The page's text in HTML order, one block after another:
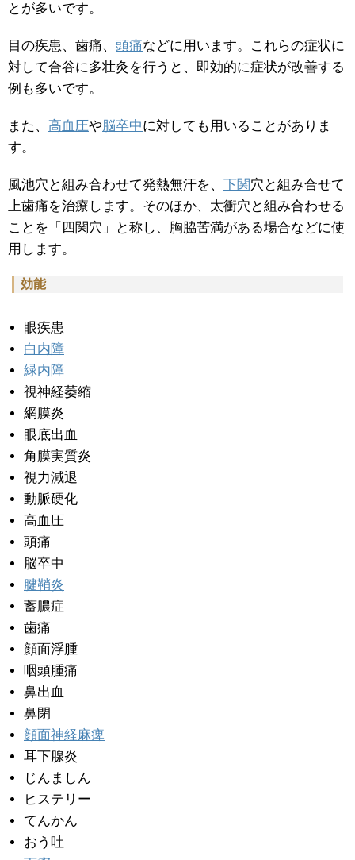
とが多いです。
目の疾患、歯痛、 頭痛などに用います。これらの症状に
対して合谷に多壮灸を行うと、即効的に症状が改善する
例も多いです。
また、 高血圧や脳卒中に対しても用いることがありま
す。
風池穴と組み合わせて発熱無汗を、 下関穴と組み合せて
上歯痛を治療します。そのほか、太衝穴と組み合わせる
ことを「四関穴」と称し、胸脇苦満がある場合などに使
用します。
効能
眼疾患
白内障
緑内障
視神経萎縮
網膜炎
眼底出血
角膜実質炎
視力減退
動脈硬化
高血圧
頭痛
脳卒中
腱鞘炎
蓄膿症
歯痛
顔面浮腫
咽頭腫痛
鼻出血
鼻閉
顔面神経麻痺
耳下腺炎
じんましん
ヒステリー
てんかん
おう吐